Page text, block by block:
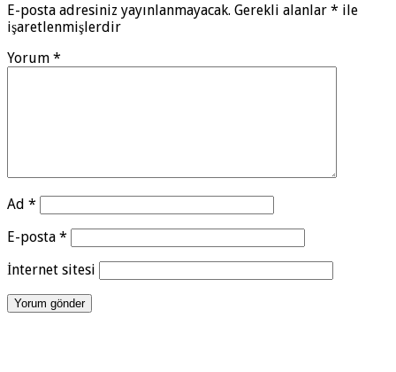
E-posta adresiniz yayınlanmayacak. Gerekli alanlar * ile
işaretlenmişlerdir
Yorum *
Ad *
E-posta *
İnternet sitesi